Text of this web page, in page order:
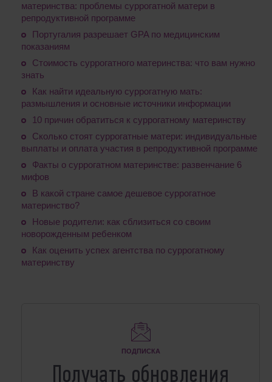
материнства: проблемы суррогатной матери в
репродуктивной программе
Португалия разрешает GPA по медицинским
показаниям
Стоимость суррогатного материнства: что вам нужно
знать
Как найти идеальную суррогатную мать:
размышления и основные источники информации
10 причин обратиться к суррогатному материнству
Сколько стоят суррогатные матери: индивидуальные
выплаты и оплата участия в репродуктивной программе
Факты о суррогатном материнстве: развенчание 6
мифов
В какой стране самое дешевое суррогатное
материнство?
Новые родители: как сблизиться со своим
новорожденным ребенком
Как оценить успех агентства по суррогатному
материнству
ПОДПИСКА
Получать обновления